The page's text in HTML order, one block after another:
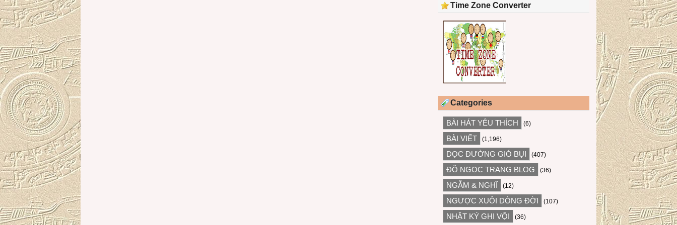
Time Zone Converter
Categories
BÀI HÁT YÊU THÍCH (6)
BÀI VIẾT (1,196)
DỌC ĐƯỜNG GIÓ BỤI (407)
ĐỖ NGỌC TRANG BLOG (36)
NGẪM & NGHĨ (12)
NGƯỢC XUÔI DÒNG ĐỜI (107)
NHẬT KÝ GHI VỘI (36)